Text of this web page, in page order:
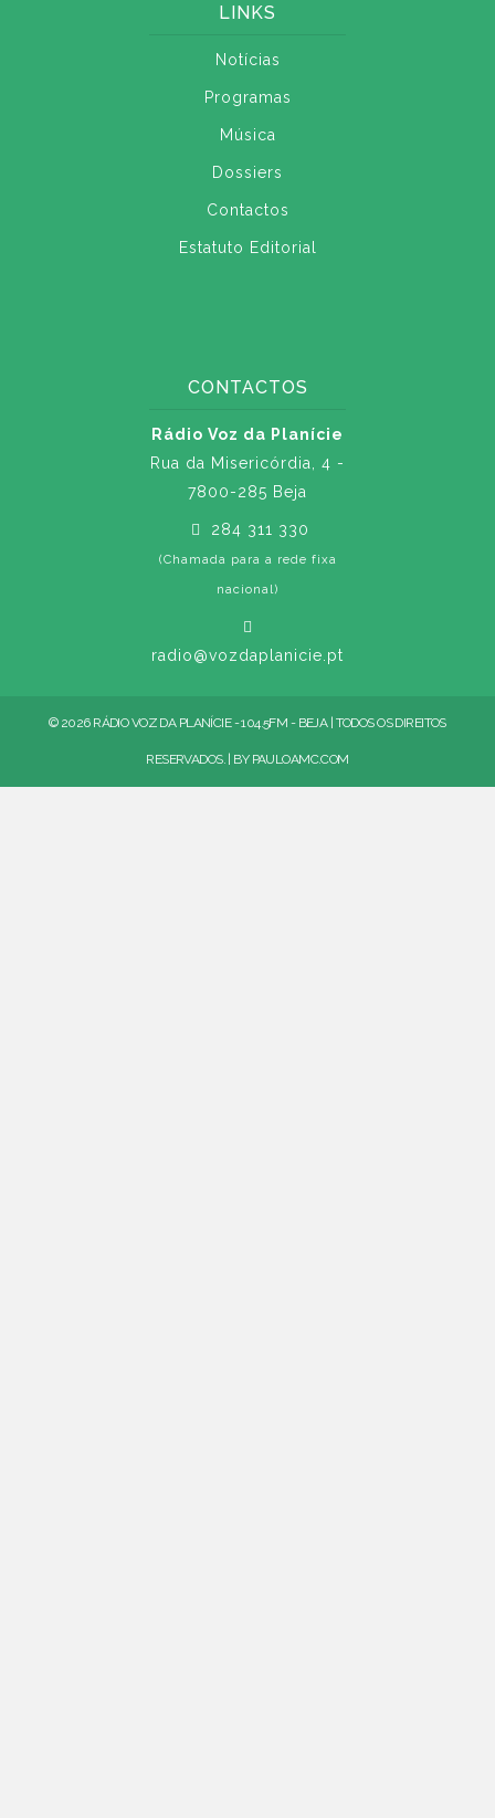
LINKS
Notícias
Programas
Música
Dossiers
Contactos
Estatuto Editorial
CONTACTOS
Rádio Voz da Planície
Rua da Misericórdia, 4 -
7800-285 Beja
284 311 330
(Chamada para a rede fixa
nacional)
radio@vozdaplanicie.pt
© 2026 RÁDIO VOZ DA PLANÍCIE - 104.5FM - BEJA | TODOS OS DIREITOS
RESERVADOS. | BY PAULOAMC.COM